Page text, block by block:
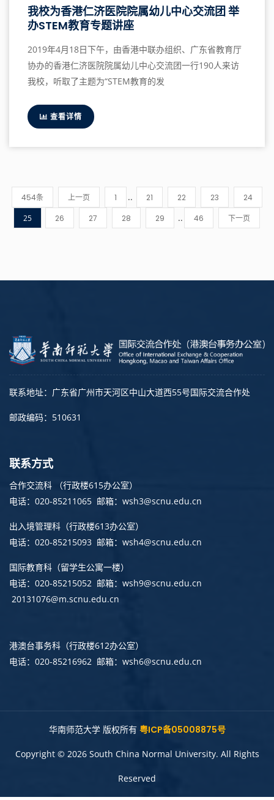
我校为香港仁济医院院属幼儿中心交流团 举
办STEM教育专题讲座
2019年4月18日下午，由香港中联办组织、广东省教育厅
协办的香港仁济医院院属幼儿中心交流团一行190人来访
我校，听取了主题为“STEM教育的发
查看详情
454条 上一页 1 .. 21 22 23
24
25
26 27 28 29 .. 46 下一页
联系地址：广东省广州市天河区中山大道西55号国际交流合作处
邮政编码：510631
联系方式
合作交流科 （行政楼615办公室）
电话：020-85211065 邮箱：wsh3@scnu.edu.cn
出入境管理科 （行政楼613办公室）
电话：020-85215093 邮箱：wsh4@scnu.edu.cn
国际教育科（留学生公寓一楼）
电话：020-85215052 邮箱：wsh9@scnu.edu.cn
20131076@m.scnu.edu.cn
港澳台事务科 （行政楼612办公室）
电话：020-85216962 邮箱：wsh6@scnu.edu.cn
华南师范大学 版权所有 粤ICP备05008875号
Copyright © 2026 South China Normal University. All Rights
Reserved